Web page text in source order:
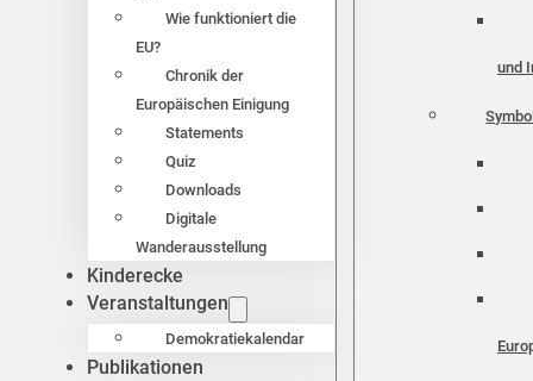
Wie funktioniert die
EU?
Chronik der
Europäischen Einigung
Statements
Quiz
Downloads
Digitale
Wanderausstellung
Kinderecke
Veranstaltungen
Demokratiekalendar
Publikationen
und